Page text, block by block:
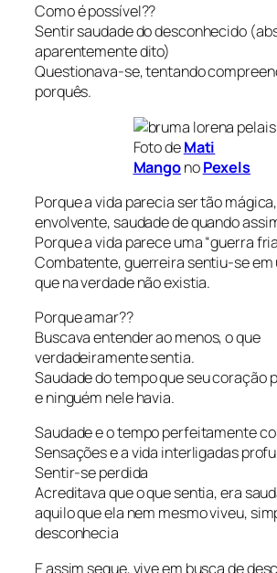
Como é possível??
Sentir saudade do desconhecido
aparentemente dito)
Questionava-se, tentando
porquês.
Foto deMati
MangonoPexels
Porque a vida parecia ser tão
envolvente, saudade de quando
Porque a vida parece uma “guerra
Combatente, guerreira sentiu-se em
que na verdade não existia.
Porque amar??
Buscava entender ao menos, o que
verdadeiramente sentia.
Saudade do tempo que seu coração
e ninguém nele havia.
Saudade e o tempo perfeitamente
Sensações e a vida interligadas
Sentir-se perdida
Acreditava que o que sentia, era
aquilo que ela nem mesmo viveu,
desconhecia
E assim segue, vive em busca de